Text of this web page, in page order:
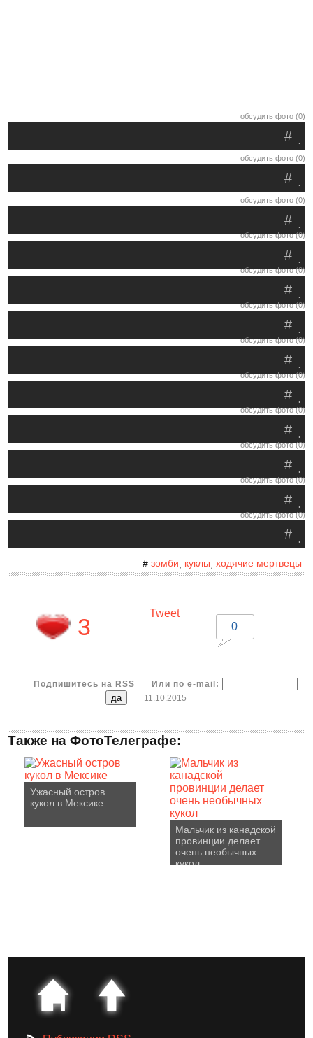
обсудить фото (0)
.
#
обсудить фото (0)
.
#
обсудить фото (0)
.
#
обсудить фото (0)
.
#
обсудить фото (0)
.
#
обсудить фото (0)
.
#
обсудить фото (0)
.
#
обсудить фото (0)
.
#
обсудить фото (0)
.
#
обсудить фото (0)
.
#
обсудить фото (0)
.
#
обсудить фото (0)
.
#
# зомби куклы ходячие мертвецы
3
Tweet
0
Подпишитесь на RSS
Или по e-mail:
11.10.2015
Также на ФотоТелеграфе:
Ужасный остров
кукол в Мексике
Мальчик из канадской
провинции делает
очень необычных
кукол